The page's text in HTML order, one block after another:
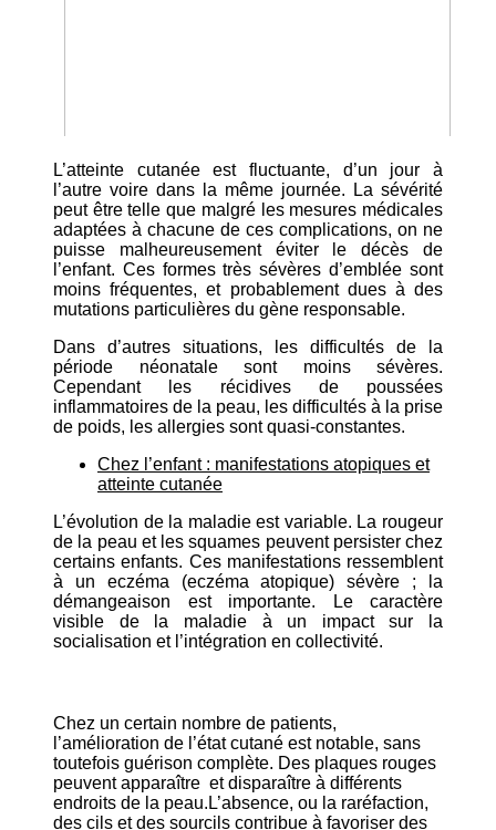
L’atteinte cutanée est fluctuante, d’un jour à
l’autre voire dans la même journée. La sévérité
peut être telle que malgré les mesures médicales
adaptées à chacune de ces complications, on ne
puisse malheureusement éviter le décès de
l’enfant. Ces formes très sévères d’emblée sont
moins fréquentes, et probablement dues à des
mutations particulières du gène responsable.
Dans d’autres situations, les difficultés de la
période néonatale sont moins sévères.
Cependant les récidives de poussées
inflammatoires de la peau, les difficultés à la prise
de poids, les allergies sont quasi-constantes.
Chez l’enfant : manifestations atopiques et
atteinte cutanée
L’évolution de la maladie est variable. La rougeur
de la peau et les squames peuvent persister chez
certains enfants. Ces manifestations ressemblent
à un eczéma (eczéma atopique) sévère ; la
démangeaison est importante. Le caractère
visible de la maladie à un impact sur la
socialisation et l’intégration en collectivité.
Chez un certain nombre de patients,
l’amélioration de l’état cutané est notable, sans
toutefois guérison complète. Des plaques rouges
peuvent apparaître et disparaître à différents
endroits de la peau.L’absence, ou la raréfaction,
des cils et des sourcils contribue à favoriser des